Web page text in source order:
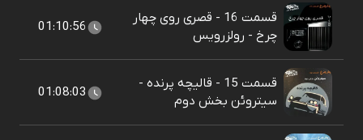
قسمت 16 - قصری روی چهار
چرخ - رولزرویس
01:10:56
قسمت 15 - قالیچه پرنده -
سیتروئن بخش دوم
01:08:03